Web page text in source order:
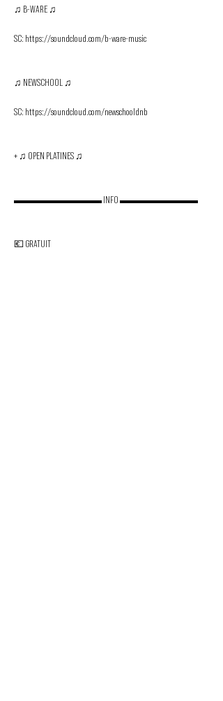
♫ B-WARE ♫
SC: https://soundcloud.com/b-ware-music
♫ NEWSCHOOL ♫
SC: https://soundcloud.com/newschooldnb
+ ♫ OPEN PLATINES ♫
▬▬▬▬▬▬▬▬▬ INFO ▬▬▬▬▬▬▬▬
💶 GRATUIT